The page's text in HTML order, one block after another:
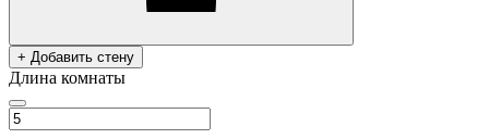
+ Добавить стену
Длина комнаты